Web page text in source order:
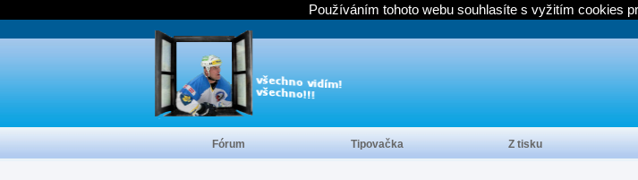
Fórum Tipovačka Z tisku
Používáním tohoto webu souhlasíte s vyžitím cookies